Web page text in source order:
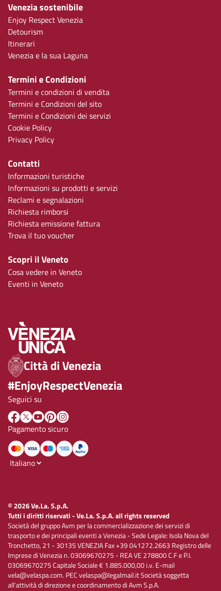
Venezia sostenibile
Enjoy Respect Venezia
Detourism
Itinerari
Venezia e la sua Laguna
Termini e Condizioni
Termini e condizioni di vendita
Termini e Condizioni del sito
Termini e Condizioni dei servizi
Cookie Policy
Privacy Policy
Contatti
Informazioni turistiche
Informazioni su prodotti e servizi
Reclami e segnalazioni
Richiesta rimborsi
Richiesta emissione fattura
Trova il tuo voucher
Scopri il Veneto
Cosa vedere in Veneto
Eventi in Veneto
Città di Venezia
#EnjoyRespectVenezia
Seguici su
Pagamento sicuro
© 2026 Ve.La. S.p.A.
Tutti i diritti riservati - Ve.La. S.p.A. all rights reserved
Società del gruppo Avm per la commercializzazione dei servizi di
trasporto e dei principali eventi a Venezia - Sede Legale: Isola Nova del
Tronchetto, 21 - 30135 VENEZIA Fax +39 041272.2663 Registro delle
Imprese di Venezia n. 03069670275 - REA VE 278800 C.F e P.I.
03069670275 Capitale Sociale € 1.885.000,00 i.v. E-mail
vela@velaspa.com. PEC velaspa@legalmail.it Società soggetta
all’attività di direzione e coordinamento di Avm S.p.A.